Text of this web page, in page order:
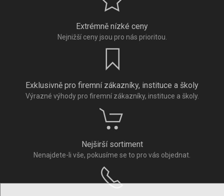
Extrémně nízké ceny
Nejnižší ceny jsou pro nás prioritou.
Exklusivně pro firemní zákazníky, instituce a školy
Výrazné výhody pro firemní zákazníky, instituce a školy.
Nejširší sortiment
Nenajdete-li vše, pokusíme se to pro vás objednat.